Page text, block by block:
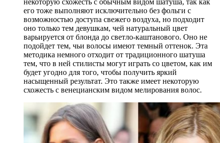
некоторую схожесть с обычным видом шатуша, так как
его тоже выполняют исключительно без фольги с
возможностью доступа свежего воздуха, но подходит
оно только тем девушкам, чей натуральный цвет
варьируется от блонда до светло-каштанового. Оно не
подойдет тем, чьи волосы имеют темный оттенок. Эта
методика немного отходит от традиционного шатуша
тем, что в ней стилисты могут играть со цветом, как им
будет угодно для того, чтобы получить яркий
насыщенный результат. Это также имеет некоторую
схожесть с венецианским видом мелирования волос.